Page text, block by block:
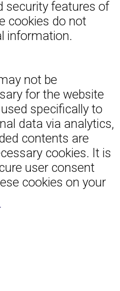
security features of
cookies do not
information.
not be
for the website
specifically to
data via analytics,
contents are
cookies. It is
user consent
cookies on your